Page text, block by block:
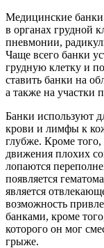
Медицинские
в органах грудной
пневмонии,
Чаще всего банки
грудную клетку и
ставить банки на
а также на участки
Банки используют
крови и лимфы к
глубже. Кроме
движения плохих
лопаются
появляется
является
возможность
банками, кроме
которого он мог
грыже.